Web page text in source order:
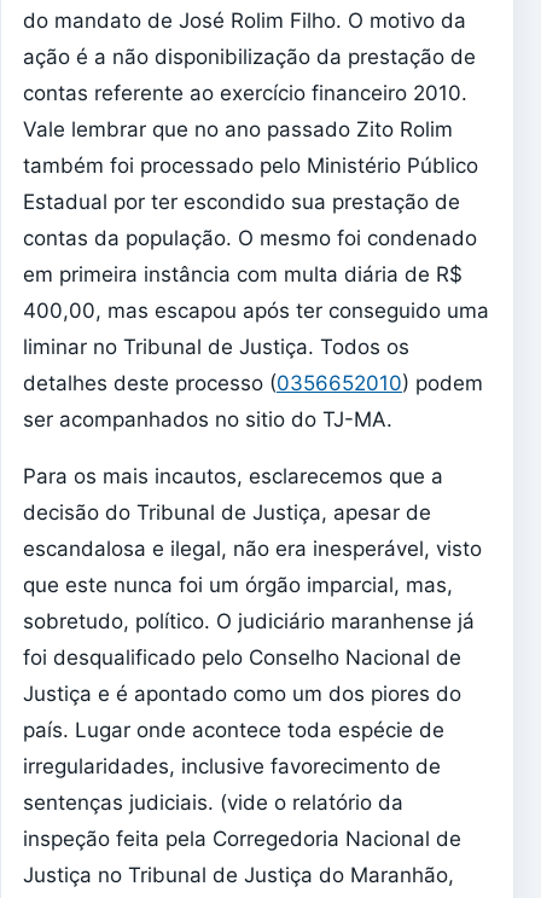
do mandato de José Rolim Filho. O motivo da
ação é a não disponibilização da prestação de
contas referente ao exercício financeiro 2010.
Vale lembrar que no ano passado Zito Rolim
também foi processado pelo Ministério Público
Estadual por ter escondido sua prestação de
contas da população. O mesmo foi condenado
em primeira instância com multa diária de R$
400,00, mas escapou após ter conseguido uma
liminar no Tribunal de Justiça. Todos os
detalhes deste processo (0356652010) podem
ser acompanhados no sitio do TJ-MA.
Para os mais incautos, esclarecemos que a
decisão do Tribunal de Justiça, apesar de
escandalosa e ilegal, não era inesperável, visto
que este nunca foi um órgão imparcial, mas,
sobretudo, político. O judiciário maranhense já
foi desqualificado pelo Conselho Nacional de
Justiça e é apontado como um dos piores do
país. Lugar onde acontece toda espécie de
irregularidades, inclusive favorecimento de
sentenças judiciais. (vide o relatório da
inspeção feita pela Corregedoria Nacional de
Justiça no Tribunal de Justiça do Maranhão,